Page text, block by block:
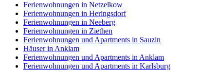
Ferienwohnungen in Netzelkow
Ferienwohnungen in Heringsdorf
Ferienwohnungen in Neeberg
Ferienwohnungen in Ziethen
Ferienwohnungen und Apartments in Sauzin
Häuser in Anklam
Ferienwohnungen und Apartments in Anklam
Ferienwohnungen und Apartments in Karlsburg